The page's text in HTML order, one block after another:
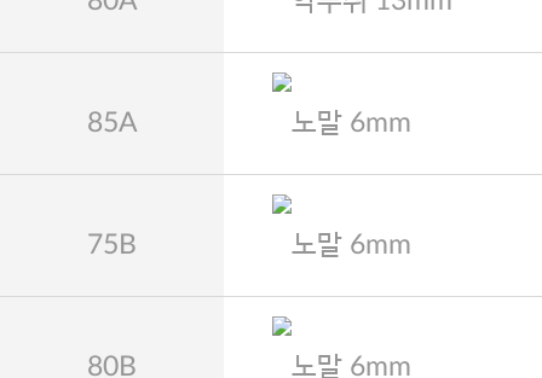
85A 노말 6mm
75B 노말 6mm
80B 노말 6mm